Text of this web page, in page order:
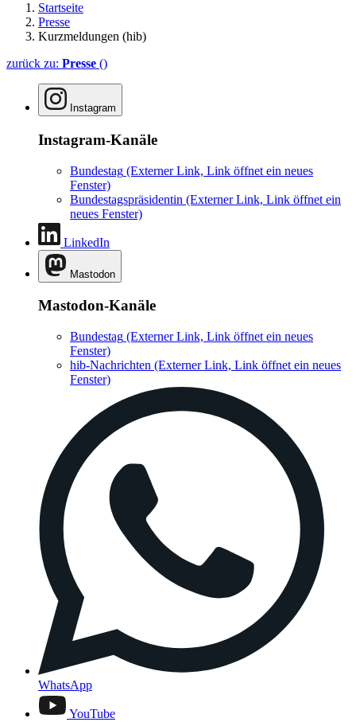
Startseite
Presse
Kurzmeldungen (hib)
zurück zu: Presse ()
Instagram
Instagram-Kanäle
Bundestag (Externer Link, Link öffnet ein neues
Fenster)
Bundestagspräsidentin (Externer Link, Link öffnet ein
neues Fenster)
LinkedIn
Mastodon
Mastodon-Kanäle
Bundestag (Externer Link, Link öffnet ein neues
Fenster)
hib-Nachrichten (Externer Link, Link öffnet ein neues
Fenster)
WhatsApp
YouTube